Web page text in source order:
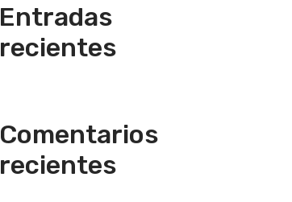
Entradas
recientes
Comentarios
recientes